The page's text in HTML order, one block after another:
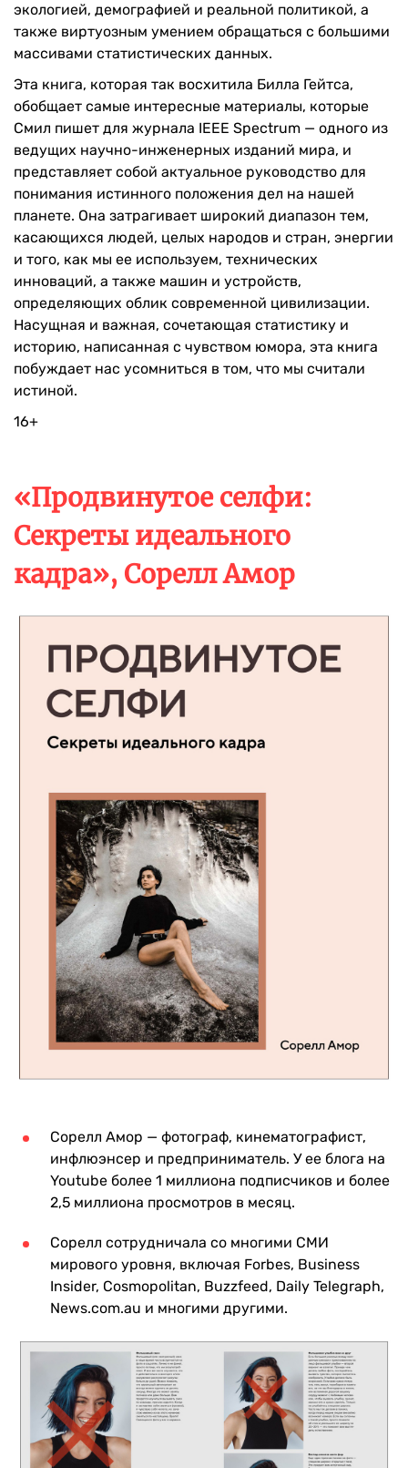
экологией, демографией и реальной политикой, а
также виртуозным умением обращаться с большими
массивами статистических данных.
Эта книга, которая так восхитила Билла Гейтса,
обобщает самые интересные материалы, которые
Смил пишет для журнала IEEE Spectrum — одного из
ведущих научно-инженерных изданий мира, и
представляет собой актуальное руководство для
понимания истинного положения дел на нашей
планете. Она затрагивает широкий диапазон тем,
касающихся людей, целых народов и стран, энергии
и того, как мы ее используем, технических
инноваций, а также машин и устройств,
определяющих облик современной цивилизации.
Насущная и важная, сочетающая статистику и
историю, написанная с чувством юмора, эта книга
побуждает нас усомниться в том, что мы считали
истиной.
16+
«Продвинутое селфи:
Секреты идеального
кадра», Сорелл Амор
Сорелл Амор — фотограф, кинематографист,
инфлюэнсер и предприниматель. У ее блога на
Youtube более 1 миллиона подписчиков и более
2,5 миллиона просмотров в месяц.
Сорелл сотрудничала со многими СМИ
мирового уровня, включая Forbes, Business
Insider, Cosmopolitan, Buzzfeed, Daily Telegraph,
News.com.au и многими другими.